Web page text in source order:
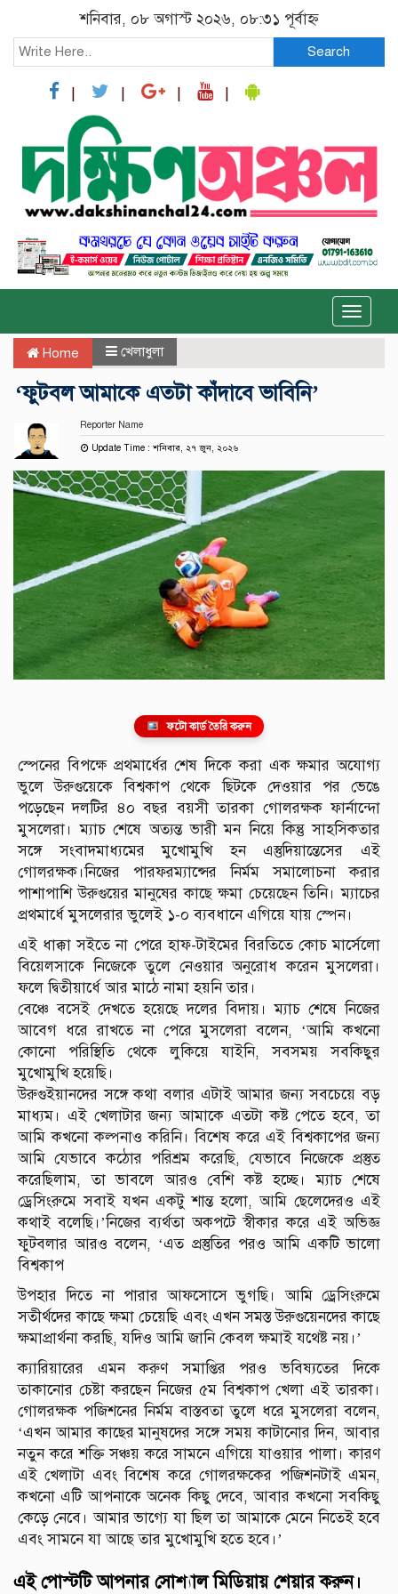
শনিবার, ০৮ অগাস্ট ২০২৬, ০৮:৩১ পূর্বাহ্ন
Search
Toggle
Home খেলাধুলা
‘ফুটবল আমাকে এতটা কাঁদাবে ভাবিনি’
Reporter Name
Update Time : শনিবার, ২৭ জুন, ২০২৬
ফটো কার্ড তৈরি করুন
স্পেনের বিপক্ষে প্রথমার্ধের শেষ দিকে করা এক ক্ষমার অযোগ্য
ভুলে উরুগুয়েকে বিশ্বকাপ থেকে ছিটকে দেওয়ার পর ভেঙে
পড়েছেন দলটির ৪০ বছর বয়সী তারকা গোলরক্ষক ফার্নান্দো
মুসলেরা। ম্যাচ শেষে অত্যন্ত ভারী মন নিয়ে কিন্তু সাহসিকতার
সঙ্গে সংবাদমাধ্যমের মুখোমুখি হন এস্তুদিয়ান্তেসের এই
গোলরক্ষক।নিজের পারফরম্যান্সের নির্মম সমালোচনা করার
পাশাপাশি উরুগুয়ের মানুষের কাছে ক্ষমা চেয়েছেন তিনি। ম্যাচের
প্রথমার্ধে মুসলেরার ভুলেই ১-০ ব্যবধানে এগিয়ে যায় স্পেন।
এই ধাক্কা সইতে না পেরে হাফ-টাইমের বিরতিতে কোচ মার্সেলো
বিয়েলসাকে নিজেকে তুলে নেওয়ার অনুরোধ করেন মুসলেরা।
ফলে দ্বিতীয়ার্ধে আর মাঠে নামা হয়নি তার।
বেঞ্চে বসেই দেখতে হয়েছে দলের বিদায়। ম্যাচ শেষে নিজের
আবেগ ধরে রাখতে না পেরে মুসলেরা বলেন, ‘আমি কখনো
কোনো পরিস্থিতি থেকে লুকিয়ে যাইনি, সবসময় সবকিছুর
মুখোমুখি হয়েছি।
উরুগুইয়ানদের সঙ্গে কথা বলার এটাই আমার জন্য সবচেয়ে বড়
মাধ্যম। এই খেলাটার জন্য আমাকে এতটা কষ্ট পেতে হবে, তা
আমি কখনো কল্পনাও করিনি। বিশেষ করে এই বিশ্বকাপের জন্য
আমি যেভাবে কঠোর পরিশ্রম করেছি, যেভাবে নিজেকে প্রস্তুত
করেছিলাম, তা ভাবলে আরও বেশি কষ্ট হচ্ছে। ম্যাচ শেষে
ড্রেসিংরুমে সবাই যখন একটু শান্ত হলো, আমি ছেলেদেরও এই
কথাই বলেছি।’নিজের ব্যর্থতা অকপটে স্বীকার করে এই অভিজ্ঞ
ফুটবলার আরও বলেন, ‘এত প্রস্তুতির পরও আমি একটি ভালো
বিশ্বকাপ
উপহার দিতে না পারার আফসোসে ভুগছি। আমি ড্রেসিংরুমে
সতীর্থদের কাছে ক্ষমা চেয়েছি এবং এখন সমস্ত উরুগুয়েনদের কাছে
ক্ষমাপ্রার্থনা করছি, যদিও আমি জানি কেবল ক্ষমাই যথেষ্ট নয়।’
ক্যারিয়ারের এমন করুণ সমাপ্তির পরও ভবিষ্যতের দিকে
তাকানোর চেষ্টা করছেন নিজের ৫ম বিশ্বকাপ খেলা এই তারকা।
গোলরক্ষক পজিশনের নির্মম বাস্তবতা তুলে ধরে মুসলেরা বলেন,
‘এখন আমার কাছের মানুষদের সঙ্গে সময় কাটানোর দিন, আবার
নতুন করে শক্তি সঞ্চয় করে সামনে এগিয়ে যাওয়ার পালা। কারণ
এই খেলাটা এবং বিশেষ করে গোলরক্ষকের পজিশনটাই এমন,
কখনো এটি আপনাকে অনেক কিছু দেবে, আবার কখনো সবকিছু
কেড়ে নেবে। আমার ভাগ্যে যা ছিল তা আমাকে মেনে নিতেই হবে
এবং সামনে যা আছে তার মুখোমুখি হতে হবে।’
এই পোস্টটি আপনার সোশ্যাল মিডিয়ায় শেয়ার করুন।